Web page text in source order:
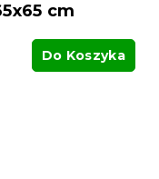
cm
Do Koszyka